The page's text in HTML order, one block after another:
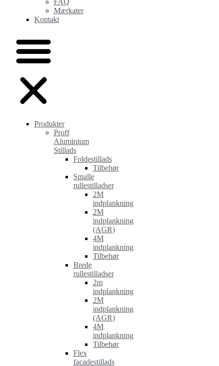
Mærkater
Kontakt
Produkter
Proff
Aluminium
Stillads
Foldestillads
Tilbehør
Smalle
rullestilladser
2M
indplankning
2M
indplankning
(AGR)
4M
indplankning
Tilbehør
Brede
rullestilladser
2m
indplankning
2M
indplankning
(AGR)
4M
indplankning
Tilbehør
Flex
facadestillads